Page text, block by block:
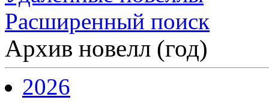
Расширенный поиск
Архив новелл (год)
2026